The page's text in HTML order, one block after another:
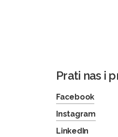
Prati nas i
Facebook
Instagram
LinkedIn